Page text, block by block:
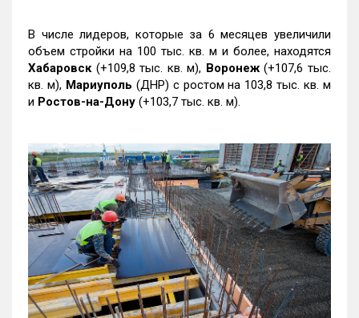
В числе лидеров, которые за 6 месяцев увеличили
объем стройки на 100 тыс. кв. м и более, находятся
Хабаровск (+109,8 тыс. кв. м), Воронеж(+107,6 тыс.
кв. м), Мариуполь (ДНР) с ростом на 103,8 тыс. кв. м
и Ростов-на-Дону (+103,7 тыс. кв. м).